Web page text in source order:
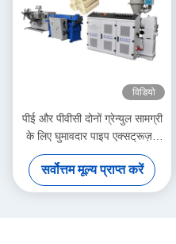
विडियो
पीई और पीवीसी दोनों ग्रेन्युल सामग्री
के लिए घुमावदार पाइप एक्सट्रूज़न
मशीन
सर्वोत्तम मूल्य प्राप्त करें